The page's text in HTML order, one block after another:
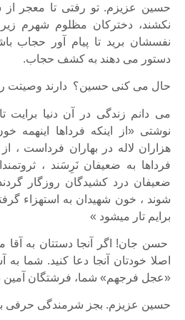
حسین عزیزم. تو رفتی تا معجر
نکشند، دخترکان مظلوم شهرم
نفسشان برید تا پیام آور حجاب
دستور می دهند به کشف حجاب.
حال می کنی حسین؟ دارند وصیتت
می دانم زندگی در آن دنیا
نوشتی« از اينكه فرداها اينهمه
هزاران لاله در بهاران فرداست ، از
فرداها به ضعيفان نَرِسَند ،
ضعيفان درد كشيدگان روزگار
شوند ، خون شهيدان به استهزاء
برايم تار ميشود »
حسن جان! اگر آنجا دستتان به آقا
اصلا خودتان آنجا دعا کنید. شما به
«عجل فرجهم» شما، فرشتگان آمین
حسین عزیزم. بجز شرمندگی حرفی